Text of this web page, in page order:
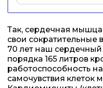
Так, сердечная
свои сократительные
70 лет наш
порядка 165 литров
работоспособность
самочувствия клеток